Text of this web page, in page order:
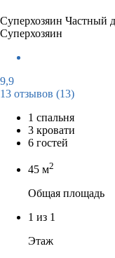
Суперхозяин Частный
Суперхозяин
9,9
13 отзывов (13)
1 спальня
3 кровати
6 гостей
45 м2
Общая площадь
1 из 1
Этаж